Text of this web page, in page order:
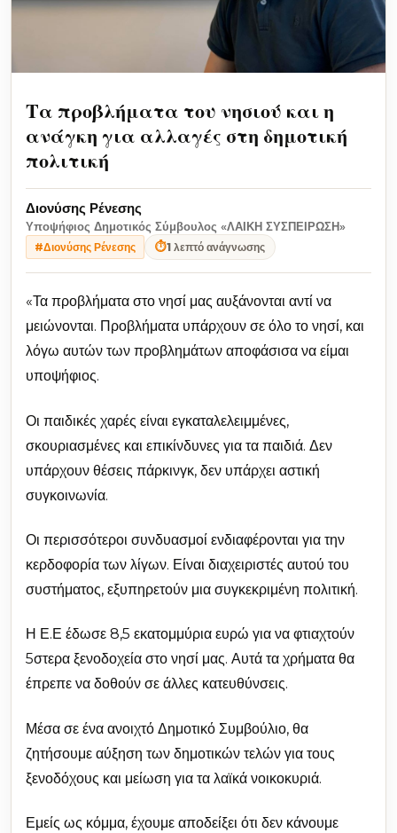
Τα προβλήματα του νησιού και η
ανάγκη για αλλαγές στη δημοτική
πολιτική
Διονύσης Ρένεσης
Υποψήφιος Δημοτικός Σύμβουλος «ΛΑΙΚΗ ΣΥΣΠΕΙΡΩΣΗ»
#Διονύσης Ρένεσης ⏱1 λεπτό ανάγνωσης
«Τα προβλήματα στο νησί μας αυξάνονται αντί να
μειώνονται. Προβλήματα υπάρχουν σε όλο το νησί, και
λόγω αυτών των προβλημάτων αποφάσισα να είμαι
υποψήφιος.
Οι παιδικές χαρές είναι εγκαταλελειμμένες,
σκουριασμένες και επικίνδυνες για τα παιδιά. Δεν
υπάρχουν θέσεις πάρκινγκ, δεν υπάρχει αστική
συγκοινωνία.
Οι περισσότεροι συνδυασμοί ενδιαφέρονται για την
κερδοφορία των λίγων. Είναι διαχειριστές αυτού του
συστήματος, εξυπηρετούν μια συγκεκριμένη πολιτική.
Η Ε.Ε έδωσε 8,5 εκατομμύρια ευρώ για να φτιαχτούν
5στερα ξενοδοχεία στο νησί μας. Αυτά τα χρήματα θα
έπρεπε να δοθούν σε άλλες κατευθύνσεις.
Μέσα σε ένα ανοιχτό Δημοτικό Συμβούλιο, θα
ζητήσουμε αύξηση των δημοτικών τελών για τους
ξενοδόχους και μείωση για τα λαϊκά νοικοκυριά.
Εμείς ως κόμμα, έχουμε αποδείξει ότι δεν κάνουμε